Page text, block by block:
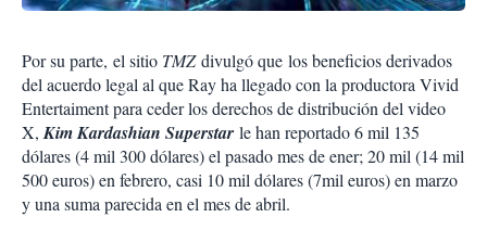
Por su parte, el sitio TMZdivulgó que los beneficios derivados
del acuerdo legal al que Ray ha llegado con la productora Vivid
Entertaiment para ceder los derechos de distribución del video
X,Kim Kardashian Superstar le han reportado 6 mil 135
dólares (4 mil 300 dólares) el pasado mes de ener; 20 mil (14 mil
500 euros) en febrero, casi 10 mil dólares (7mil euros) en marzo
y una suma parecida en el mes de abril.